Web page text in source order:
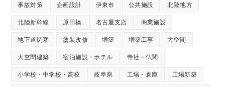
事故対策 企画設計 伊東市 公共施設 北陸地方
北陸新幹線 原田橋 名古屋支店 商業施設
地下道閉塞 塗装改修 増築 増築工事 大空間
大空間建築 宿泊施設・ホテル 寺社・仏閣
小学校・中学校・高校 岐阜県 工場・倉庫 工場新築